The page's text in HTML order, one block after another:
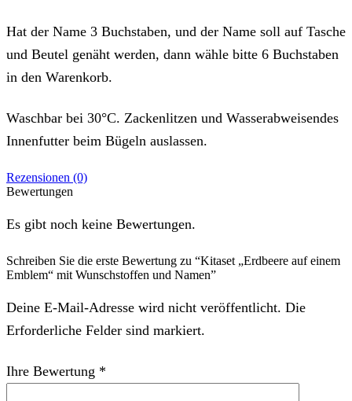
Hat der Name 3 Buchstaben, und der Name soll auf Tasche
und Beutel genäht werden, dann wähle bitte 6 Buchstaben
in den Warenkorb.
Waschbar bei 30°C. Zackenlitzen und Wasserabweisendes
Innenfutter beim Bügeln auslassen.
Rezensionen (0)
Bewertungen
Es gibt noch keine Bewertungen.
Schreiben Sie die erste Bewertung zu “Kitaset „Erdbeere auf einem
Emblem“ mit Wunschstoffen und Namen”
Deine E-Mail-Adresse wird nicht veröffentlicht. Die
Erforderliche Felder sind markiert.
Ihre Bewertung *